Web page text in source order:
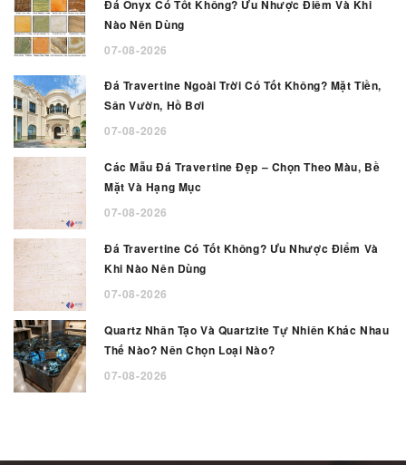
Đá Onyx Có Tốt Không? Ưu Nhược Điểm Và Khi
Nào Nên Dùng
07-08-2026
Đá Travertine Ngoài Trời Có Tốt Không? Mặt Tiền,
Sân Vườn, Hồ Bơi
07-08-2026
Các Mẫu Đá Travertine Đẹp – Chọn Theo Màu, Bề
Mặt Và Hạng Mục
07-08-2026
Đá Travertine Có Tốt Không? Ưu Nhược Điểm Và
Khi Nào Nên Dùng
07-08-2026
Quartz Nhân Tạo Và Quartzite Tự Nhiên Khác Nhau
Thế Nào? Nên Chọn Loại Nào?
07-08-2026